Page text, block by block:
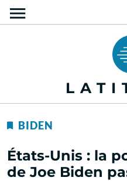
BIDEN
États-Unis : la
de Joe Biden